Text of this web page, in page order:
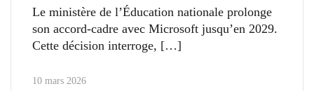
Le ministère de l’Éducation nationale prolonge
son accord-cadre avec Microsoft jusqu’en 2029.
Cette décision interroge,
10 mars 2026